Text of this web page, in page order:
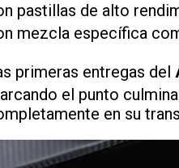
pastillas de alto
mezcla específica
primeras entregas del
el punto
en su